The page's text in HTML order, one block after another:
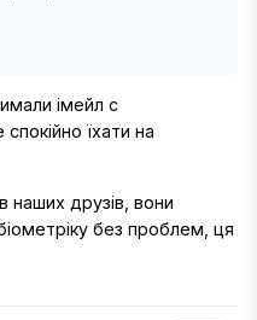
імейл с
їхати на
наших друзів, вони
без проблем, ця